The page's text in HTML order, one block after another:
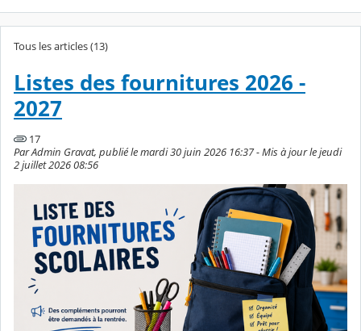
Tous les articles (13)
Listes des fournitures 2026 -
2027
17
Par Admin Gravat, publié le mardi 30 juin 2026 16:37 - Mis à jour le jeudi
2 juillet 2026 08:56